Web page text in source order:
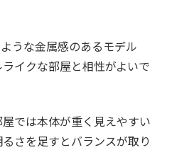
うな金属感のあるモデル
イクな部屋と相性がよいで
では本体が重く見えやすい
さを足すとバランスが取り